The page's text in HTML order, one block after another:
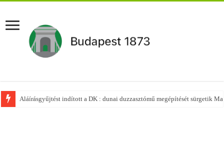
Aláírásgyűjtést indított a DK : dunai duzzasztómű megépítését sürgetik